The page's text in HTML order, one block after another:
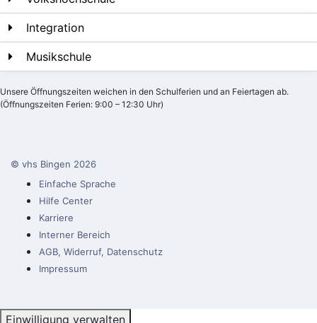
Integration
Musikschule
Unsere Öffnungszeiten weichen in den Schulferien und an Feiertagen ab.
(Öffnungszeiten Ferien: 9:00 – 12:30 Uhr)
© vhs Bingen 2026
Einfache Sprache
Hilfe Center
Karriere
Interner Bereich
AGB, Widerruf, Datenschutz
Impressum
Einwilligung verwalten